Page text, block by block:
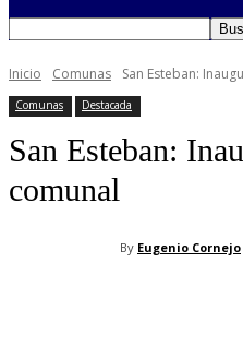
Inicio Comunas San Esteban:
Comunas Destacada
San Esteban:
comunal
By Eugenio Cornejo